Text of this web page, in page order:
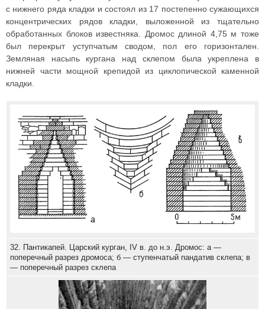
с нижнего ряда кладки и состоял из 17 постепенно сужающихся
концентрических рядов кладки, выложенной из тщательно
обработанных блоков известняка. Дромос длиной 4,75 м тоже
был перекрыт уступчатым сводом, пол его горизонтален.
Земляная насыпь кургана над склепом была укреплена в
нижней части мощной крепидой из циклопической каменной
кладки.
32. Пантикапей. Царский курган, IV в. до н.э. Дромос: а —
поперечный разрез дромоса; б — ступенчатый пандатив склепа; в
— поперечный разрез склепа